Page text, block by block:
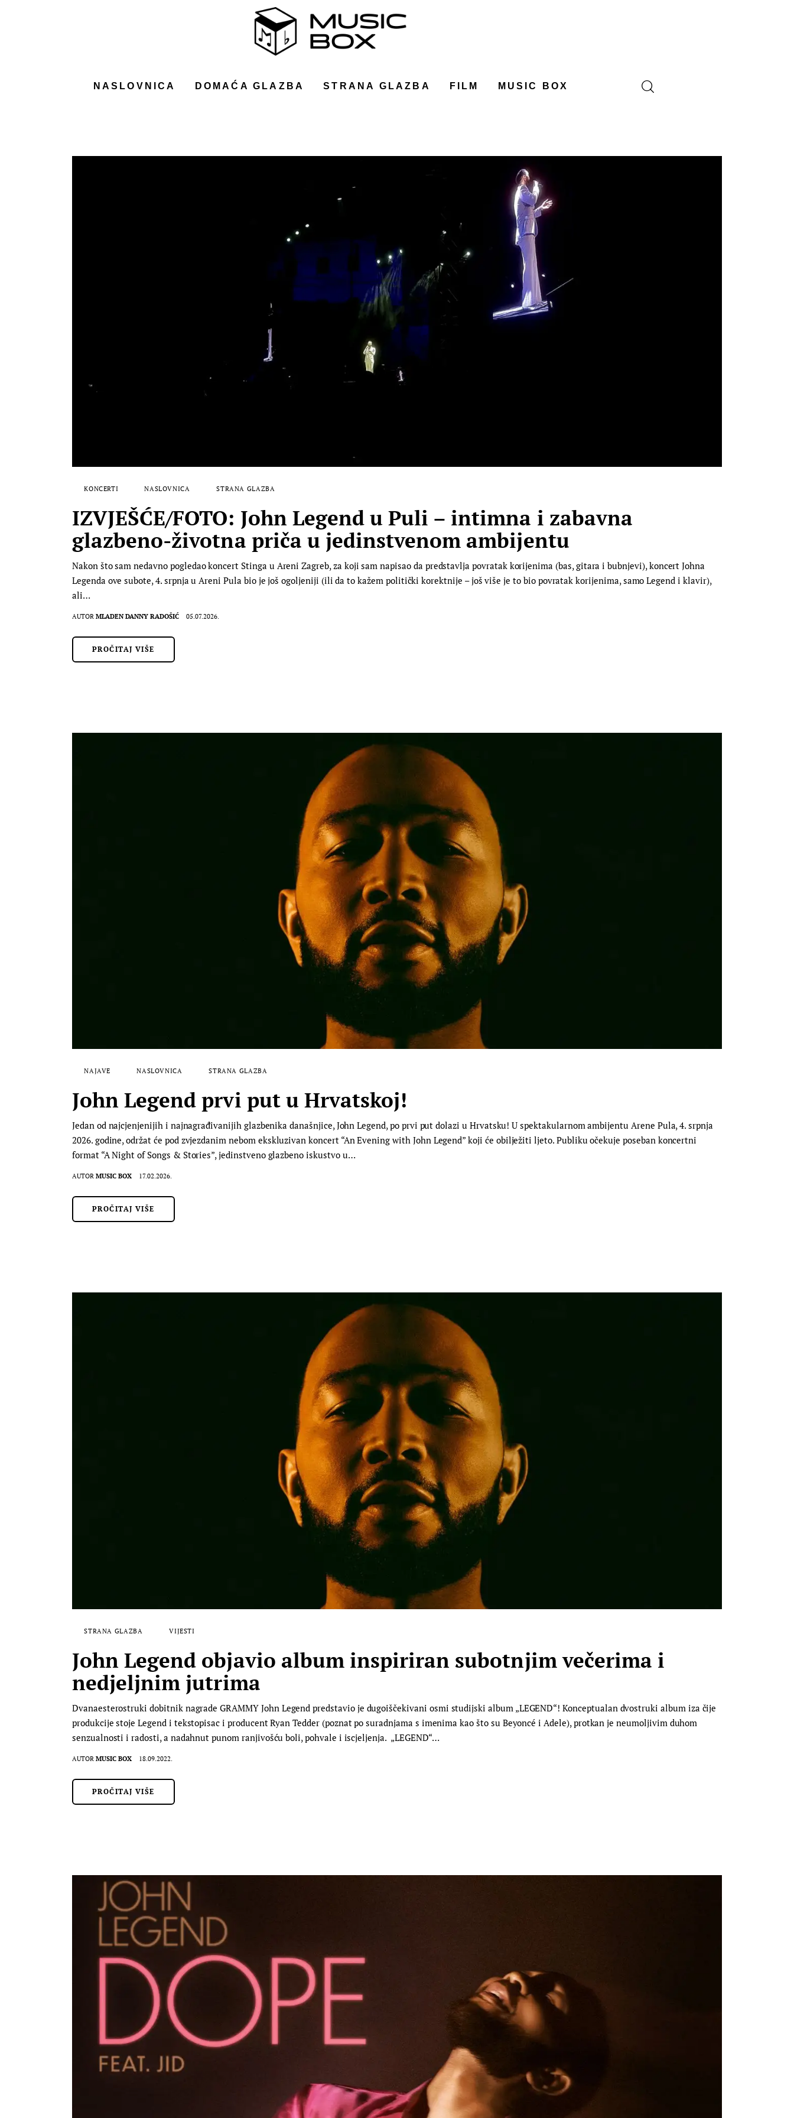
NASLOVNICA DOMAĆA GLAZBA STRANA GLAZBA FILM MUSIC BOX
KONCERTI NASLOVNICA STRANA GLAZBA
IZVJEŠĆE/FOTO: John Legend u Puli – intimna i zabavna
glazbeno-životna priča u jedinstvenom ambijentu
Nakon što sam nedavno pogledao koncert Stinga u Areni Zagreb, za koji sam napisao da predstavlja povratak korijenima (bas, gitara i bubnjevi), koncert Johna
Legenda ove subote, 4. srpnja u Areni Pula bio je još ogoljeniji (ili da to kažem politički korektnije – još više je to bio povratak korijenima, samo Legend i klavir),
ali…
AUTOR MLADEN DANNY RADOŠIĆ 05.07.2026.
PROČITAJ VIŠE
NAJAVE NASLOVNICA STRANA GLAZBA
John Legend prvi put u Hrvatskoj!
Jedan od najcjenjenijih i najnagrađivanijih glazbenika današnjice, John Legend, po prvi put dolazi u Hrvatsku! U spektakularnom ambijentu Arene Pula, 4. srpnja
2026. godine, održat će pod zvjezdanim nebom ekskluzivan koncert “An Evening with John Legend” koji će obilježiti ljeto. Publiku očekuje poseban koncertni
format “A Night of Songs & Stories”, jedinstveno glazbeno iskustvo u…
AUTOR MUSIC BOX 17.02.2026.
PROČITAJ VIŠE
STRANA GLAZBA VIJESTI
John Legend objavio album inspiriran subotnjim večerima i
nedjeljnim jutrima
Dvanaesterostruki dobitnik nagrade GRAMMY John Legend predstavio je dugoiščekivani osmi studijski album „LEGEND“! Konceptualan dvostruki album iza čije
produkcije stoje Legend i tekstopisac i producent Ryan Tedder (poznat po suradnjama s imenima kao što su Beyoncé i Adele), protkan je neumoljivim duhom
senzualnosti i radosti, a nadahnut punom ranjivošću boli, pohvale i iscjeljenja. „LEGEND“…
AUTOR MUSIC BOX 18.09.2022.
PROČITAJ VIŠE